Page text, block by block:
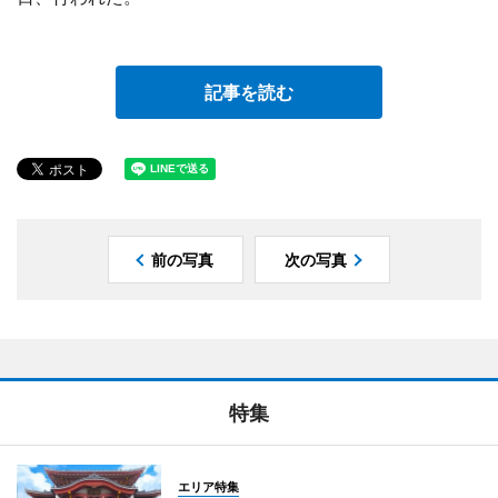
記事を読む
前の写真 次の写真
特集
エリア特集